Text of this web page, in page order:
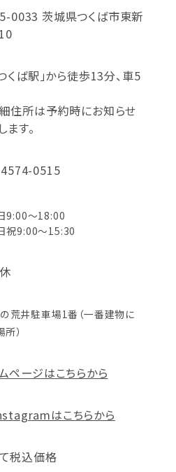
0033 茨城県つくば市東新
くば駅」から徒歩13分、車5
住所は予約時にお知らせ
ます。
0515
9:00～18:00
祝9:00～15:30
荒井駐車場1番（一番建物に
）
ページはこちらから
はこちらから
税込価格